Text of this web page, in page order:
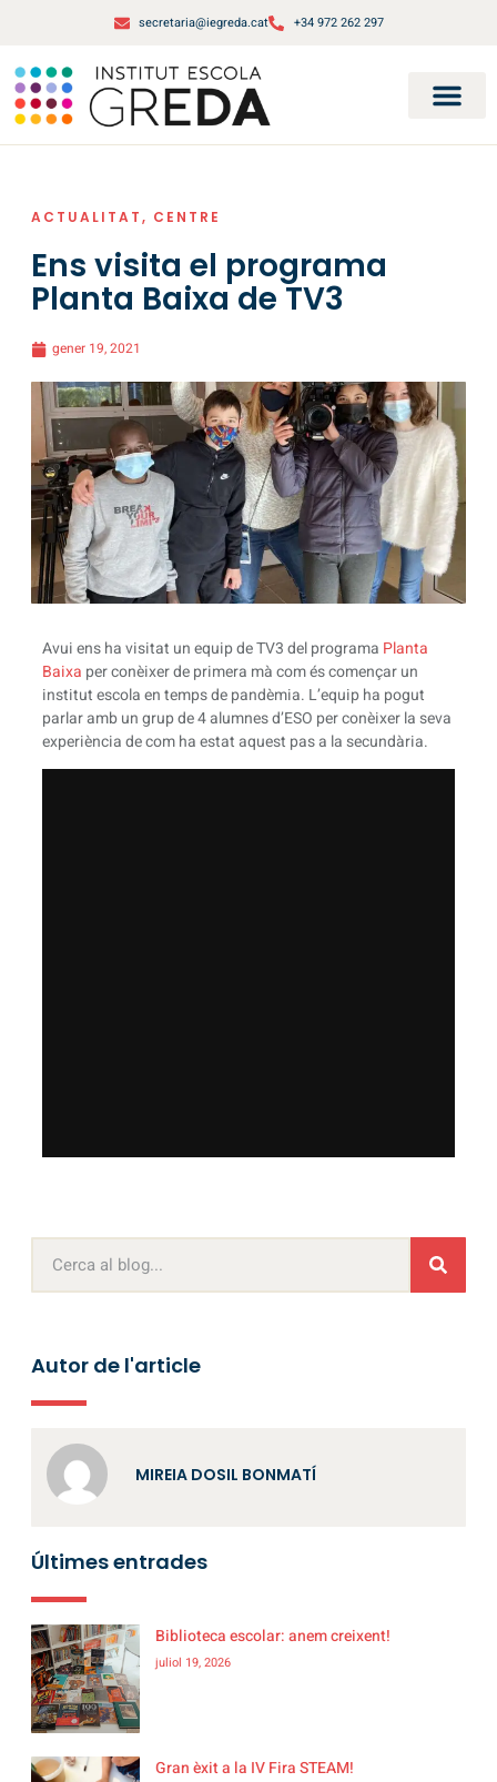
secretaria@iegreda.cat +34 972 262 297
ACTUALITAT, CENTRE
Ens visita el programa
Planta Baixa de TV3
gener 19, 2021
Avui ens ha visitat un equip de TV3 del programa Planta
Baixa per conèixer de primera mà com és començar un
institut escola en temps de pandèmia. L’equip ha pogut
parlar amb un grup de 4 alumnes d’ESO per conèixer la seva
experiència de com ha estat aquest pas a la secundària.
Autor de l'article
MIREIA DOSIL BONMATÍ
Últimes entrades
Biblioteca escolar: anem creixent!
juliol 19, 2026
Gran èxit a la IV Fira STEAM!